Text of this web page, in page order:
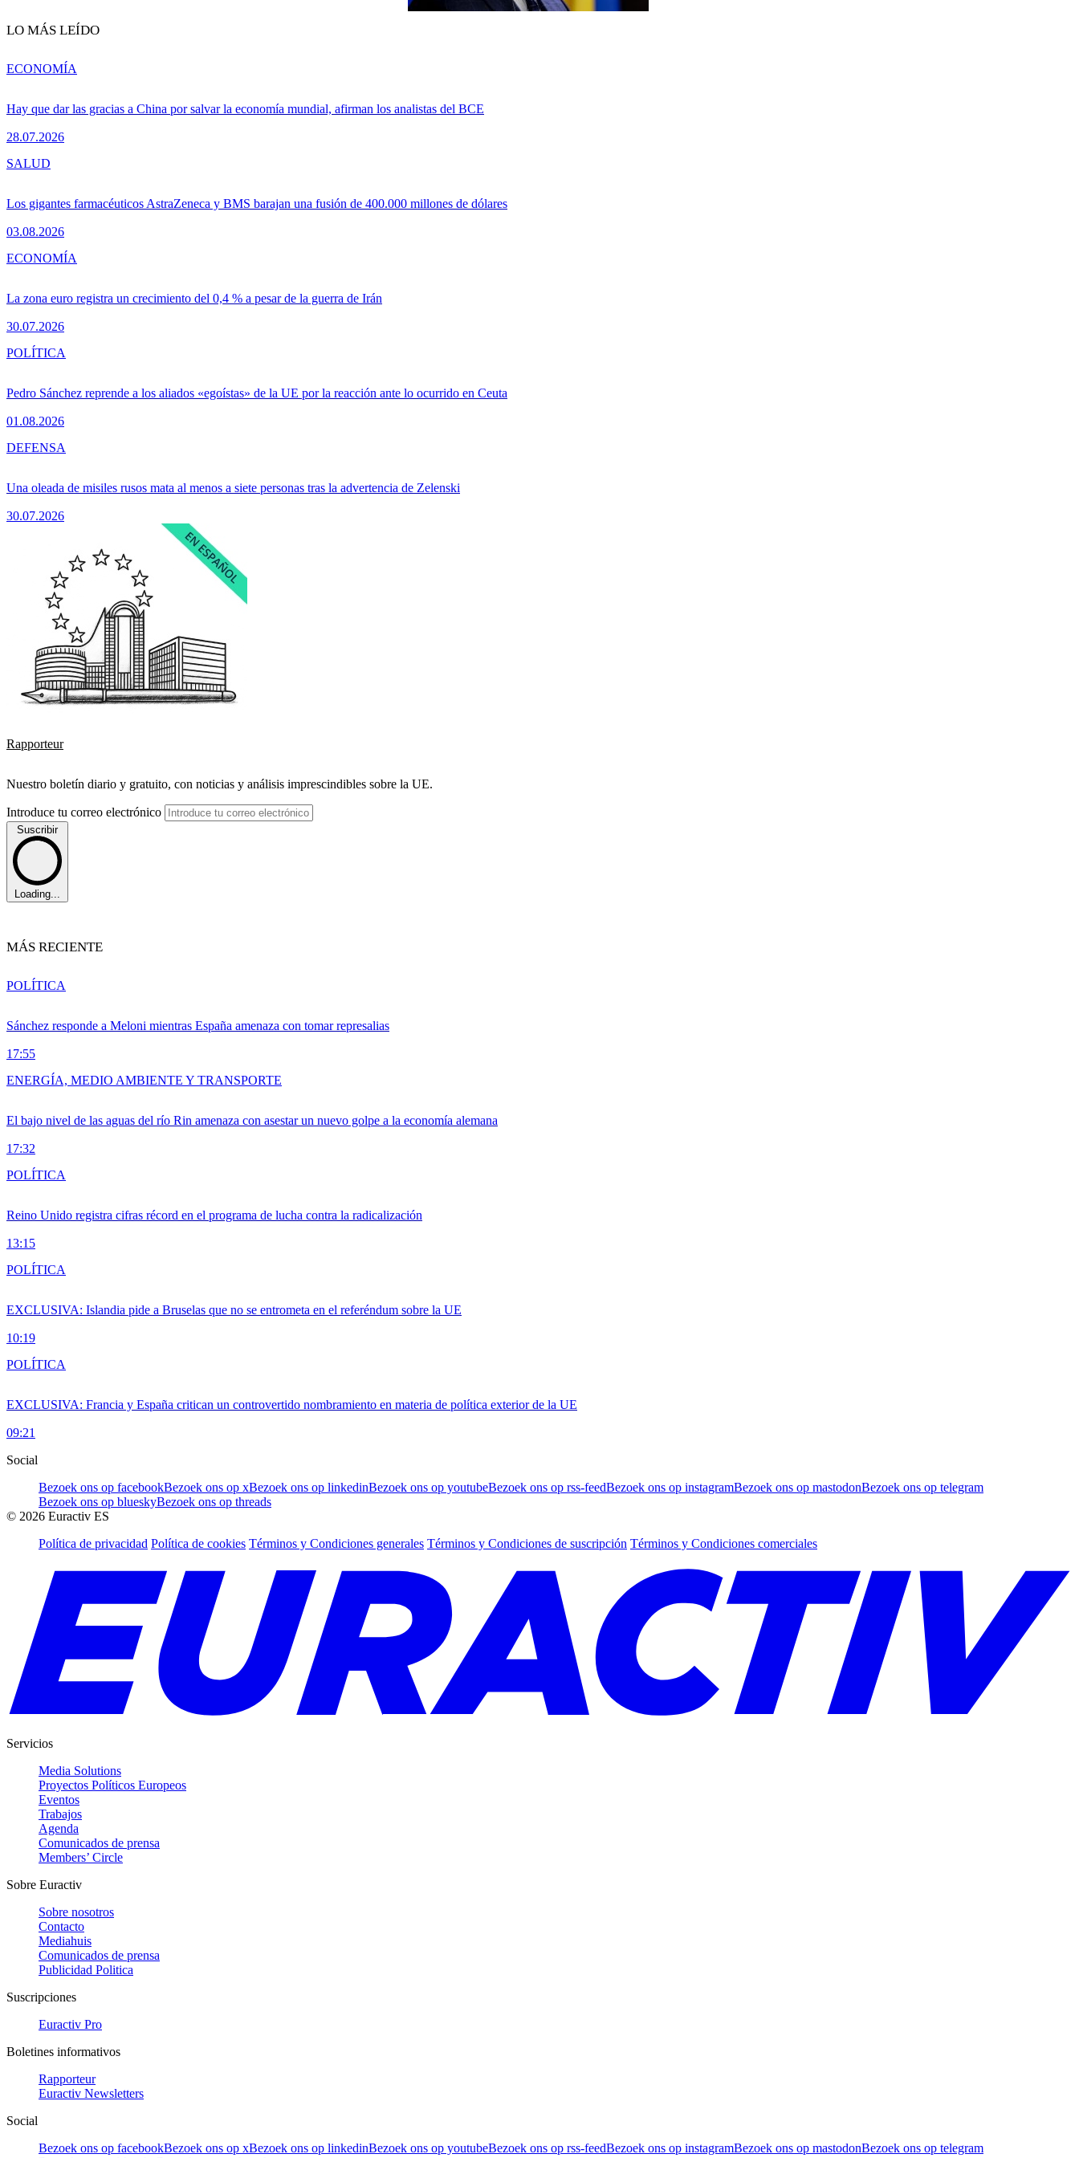
LO MÁS LEÍDO
Hay que dar las gracias a China por salvar la economía mundial, afirman los analistas del BCE
28.07.2026
ECONOMÍA
Los gigantes farmacéuticos AstraZeneca y BMS barajan una fusión de 400.000 millones de dólares
03.08.2026
SALUD
La zona euro registra un crecimiento del 0,4 % a pesar de la guerra de Irán
30.07.2026
ECONOMÍA
Pedro Sánchez reprende a los aliados «egoístas» de la UE por la reacción ante lo ocurrido en Ceuta
01.08.2026
POLÍTICA
Una oleada de misiles rusos mata al menos a siete personas tras la advertencia de Zelenski
30.07.2026
DEFENSA
Rapporteur
Nuestro boletín diario y gratuito, con noticias y análisis imprescindibles sobre la UE.
Introduce tu correo electrónico
Suscribir
Loading...
MÁS RECIENTE
Sánchez responde a Meloni mientras España amenaza con tomar represalias
17:55
POLÍTICA
El bajo nivel de las aguas del río Rin amenaza con asestar un nuevo golpe a la economía alemana
17:32
ENERGÍA, MEDIO AMBIENTE Y TRANSPORTE
Reino Unido registra cifras récord en el programa de lucha contra la radicalización
13:15
POLÍTICA
EXCLUSIVA: Islandia pide a Bruselas que no se entrometa en el referéndum sobre la UE
10:19
POLÍTICA
EXCLUSIVA: Francia y España critican un controvertido nombramiento en materia de política exterior de la UE
09:21
POLÍTICA
Social
Bezoek ons op facebookBezoek ons op xBezoek ons op linkedinBezoek ons op youtubeBezoek ons op rss-feedBezoek ons op instagramBezoek ons op mastodonBezoek ons op telegram
Bezoek ons op blueskyBezoek ons op threads
© 2026 Euractiv ES
Política de privacidad Política de cookies Términos y Condiciones generales Términos y Condiciones de suscripción Términos y Condiciones comerciales
Servicios
Media Solutions
Proyectos Políticos Europeos
Eventos
Trabajos
Agenda
Comunicados de prensa
Members’ Circle
Sobre Euractiv
Sobre nosotros
Contacto
Mediahuis
Comunicados de prensa
Publicidad Politica
Suscripciones
Euractiv Pro
Boletines informativos
Rapporteur
Euractiv Newsletters
Social
Bezoek ons op facebookBezoek ons op xBezoek ons op linkedinBezoek ons op youtubeBezoek ons op rss-feedBezoek ons op instagramBezoek ons op mastodonBezoek ons op telegram